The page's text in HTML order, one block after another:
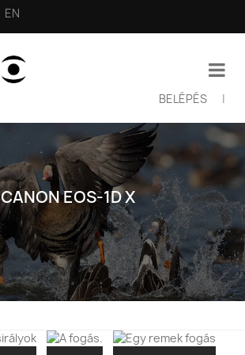
EN
BELÉPÉS |
CANON EOS-1D X